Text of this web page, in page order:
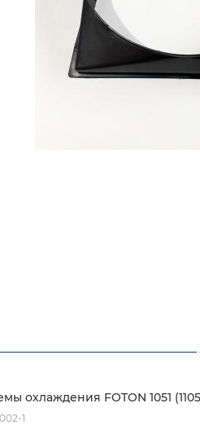
охлаждения FOTON 1051
1